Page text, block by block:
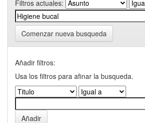
Filtros actuales:
Comenzar nueva busqueda
Añadir filtros:
Usa los filtros para afinar la busqueda.